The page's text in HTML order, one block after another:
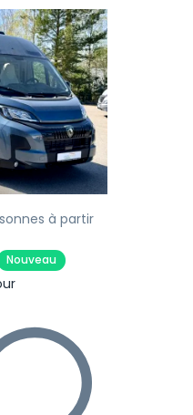
Suivant
à partir
Nouveau